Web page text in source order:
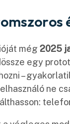
még 2025
egy
–
ne